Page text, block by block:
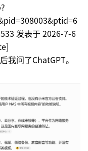
发表于 2026-7-6
我问了ChatGPT。